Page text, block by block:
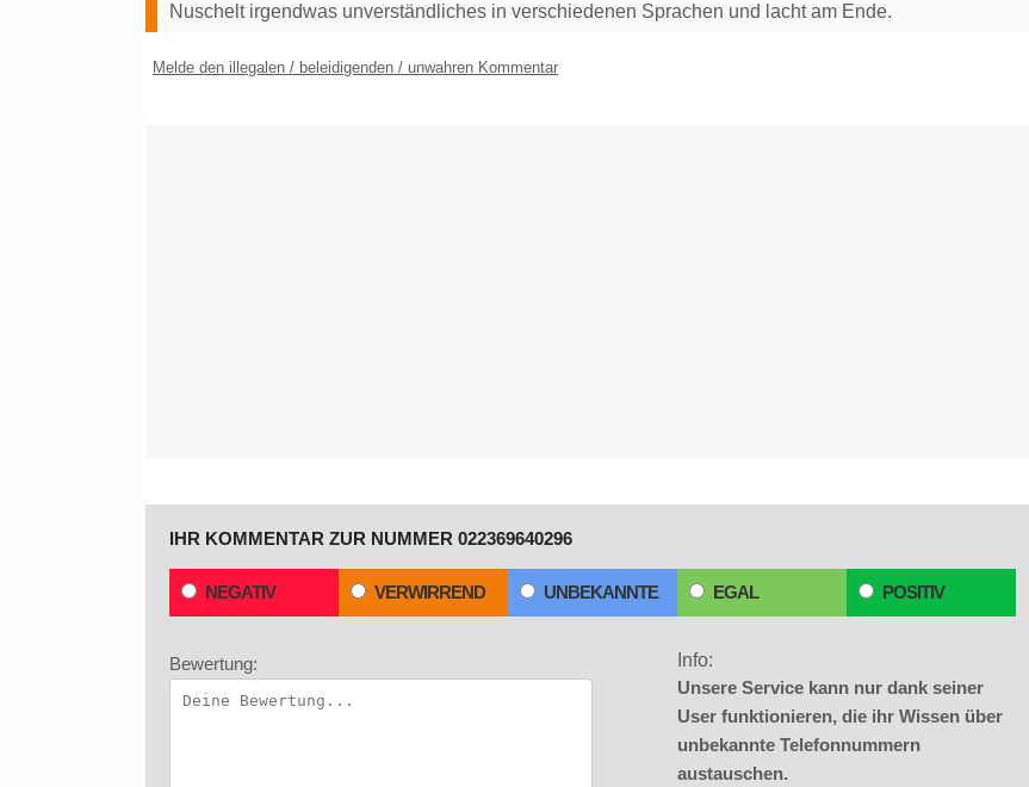
Nuschelt irgendwas unverständliches in verschiedenen Sprachen und lacht am Ende.
Melde den illegalen / beleidigenden / unwahren Kommentar
IHR KOMMENTAR ZUR NUMMER 022369640296
NEGATIV VERWIRREND UNBEKANNTE EGAL POSITIV
Bewertung:
Info:
Unsere Service kann nur dank seiner
User funktionieren, die ihr Wissen über
unbekannte Telefonnummern
austauschen.